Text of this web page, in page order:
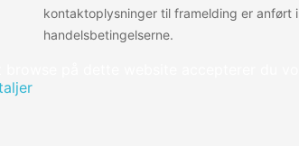
kontaktoplysninger til framelding er anført i
handelsbetingelserne.